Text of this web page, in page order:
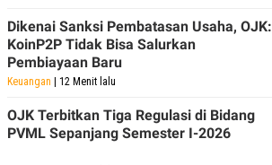
Dikenai Sanksi Pembatasan Usaha, OJK:
KoinP2P Tidak Bisa Salurkan
Pembiayaan Baru
Keuangan | 12 Menit lalu
OJK Terbitkan Tiga Regulasi di Bidang
PVML Sepanjang Semester I-2026